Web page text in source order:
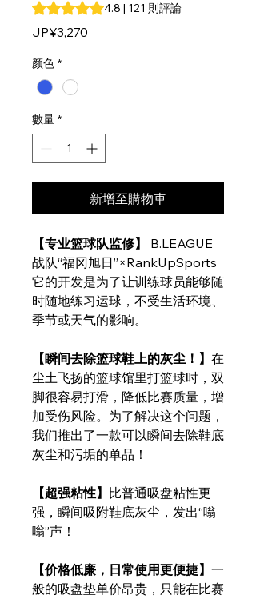
根據 121 則評論，評等為 4.8 顆星（滿
4.8 | 121 則評論
JP¥3,270
颜色 *
數量 *
新增至購物車
【专业篮球队监修】
B.LEAGUE
战队“福冈旭日”×RankUpSports
它的开发是为了让训练球员能够随
时随地练习运球，不受生活环境、
季节或天气的影响。
【瞬间去除篮球鞋上的灰尘！】 在
尘土飞扬的篮球馆里打篮球时，双
脚很容易打滑，降低比赛质量，增
加受伤风险。为了解决这个问题，
我们推出了一款可以瞬间去除鞋底
灰尘和污垢的单品！
【超强粘性】 比普通吸盘粘性更
强，瞬间吸附鞋底灰尘，发出“嗡
嗡”声！
【价格低廉，日常使用更便捷】 一
般的吸盘垫单价昂贵，只能在比赛